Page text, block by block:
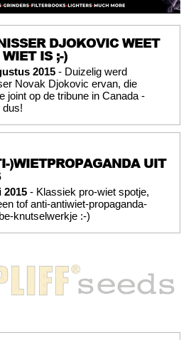
DJOKOVIC WEET
IS ;-)
2015 - Duizelig werd
Novak Djokovic ervan, die
joint op de tribune in Canada -
dus!
)WIETPROPAGANDA UIT
2015 - Klassiek pro-wiet spotje,
tof anti-antiwiet-propaganda-
knutselwerkje :-)